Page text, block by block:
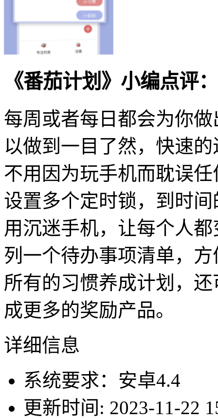
《番茄计划》小编点评：
每周或者每日都会为你
以做到一目了然，快速
不用因为玩手机而耽误
设置多个定时锁，到时
用沉迷手机，让每个人
列一个待办事项清单，
所有的习惯养成计划，
成更多的奖励产品。
详细信息
系统要求：安卓4.4
更新时间: 2023-11-22